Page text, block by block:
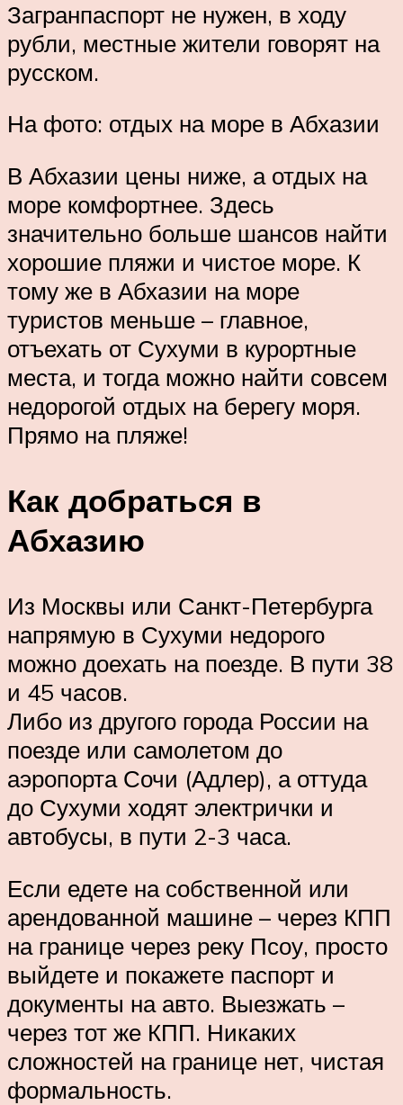
Загранпаспорт не нужен, в ходу
рубли, местные жители говорят на
русском.
На фото: отдых на море в Абхазии
В Абхазии цены ниже, а отдых на
море комфортнее. Здесь
значительно больше шансов найти
хорошие пляжи и чистое море. К
тому же в Абхазии на море
туристов меньше – главное,
отъехать от Сухуми в курортные
места, и тогда можно найти совсем
недорогой отдых на берегу моря.
Прямо на пляже!
Как добраться в
Абхазию
Из Москвы или Санкт-Петербурга
напрямую в Сухуми недорого
можно доехать на поезде. В пути 38
и 45 часов.
Либо из другого города России на
поезде или самолетом до
аэропорта Сочи (Адлер), а оттуда
до Сухуми ходят электрички и
автобусы, в пути 2-3 часа.
Если едете на собственной или
арендованной машине – через КПП
на границе через реку Псоу, просто
выйдете и покажете паспорт и
документы на авто. Выезжать –
через тот же КПП. Никаких
сложностей на границе нет, чистая
формальность.